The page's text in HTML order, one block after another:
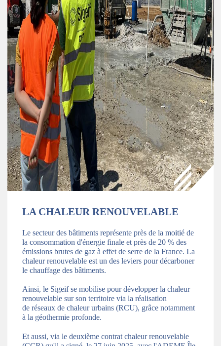
LA CHALEUR RENOUVELABLE
Le secteur des bâtiments représente près de la moitié de
la consommation d'énergie finale et près de 20 % des
émissions brutes de gaz à effet de serre de la France. La
chaleur renouvelable est un des leviers pour décarboner
le chauffage des bâtiments.
Ainsi, le Sigeif se mobilise pour développer la chaleur
renouvelable sur son territoire via la réalisation
de réseaux de chaleur urbains (RCU), grâce notamment
à la géothermie profonde.
Et aussi, via le deuxième contrat chaleur renouvelable